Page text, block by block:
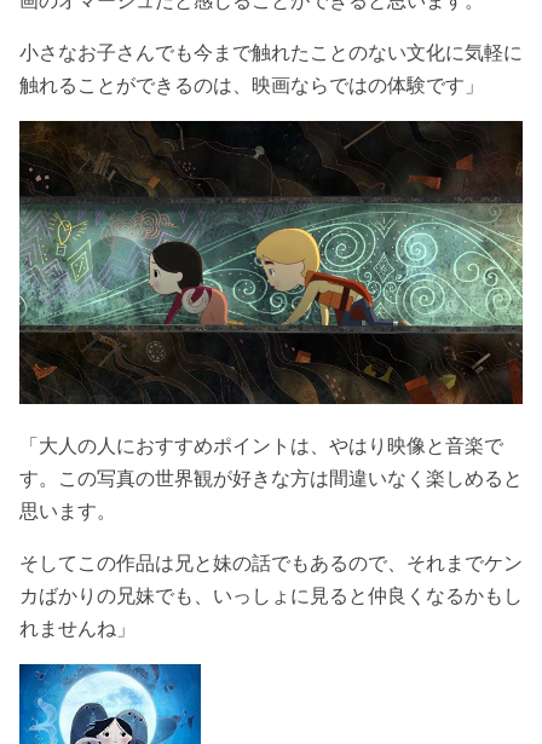
小さなお子さんでも今まで触れたことのない文化に気軽に
触れることができるのは、映画ならではの体験です」
「大人の人におすすめポイントは、やはり映像と音楽で
す。この写真の世界観が好きな方は間違いなく楽しめると
思います。
そしてこの作品は兄と妹の話でもあるので、それまでケン
カばかりの兄妹でも、いっしょに見ると仲良くなるかもし
れませんね」